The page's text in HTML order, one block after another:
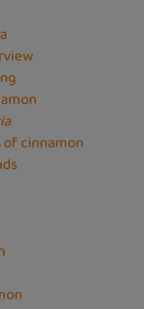
cinnamon